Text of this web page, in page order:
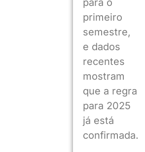
primeiro
semestre,
e dados
recentes
mostram
que a regra
para 2025
já está
confirmada.